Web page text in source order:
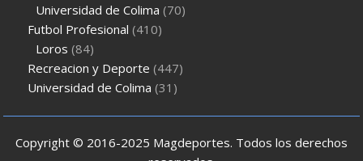
Universidad de Colima (70)
Futbol Profesional (410)
Loros (84)
Recreacion y Deporte (447)
Universidad de Colima (31)
Copyright © 2016-2025 Magdeportes. Todos los derechos